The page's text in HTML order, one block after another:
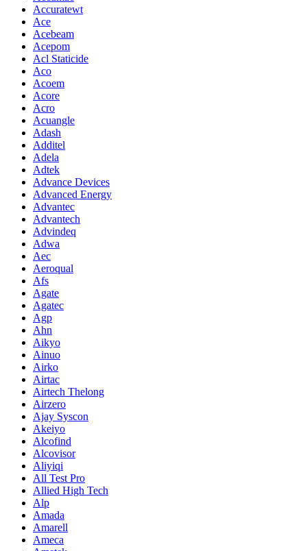
Accuratewt
Ace
Acebeam
Acepom
Acl Staticide
Aco
Acoem
Acore
Acro
Acuangle
Adash
Additel
Adela
Adtek
Advance Devices
Advanced Energy
Advantec
Advantech
Advindeq
Adwa
Aec
Aeroqual
Afs
Agate
Agatec
Agp
Ahn
Aikyo
Ainuo
Airko
Airtac
Airtech Thelong
Airzero
Ajay Syscon
Akeiyo
Alcofind
Alcovisor
Aliyiqi
All Test Pro
Allied High Tech
Alp
Amada
Amarell
Ameca